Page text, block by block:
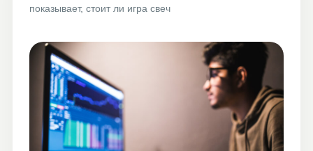
показывает, стоит ли игра свеч